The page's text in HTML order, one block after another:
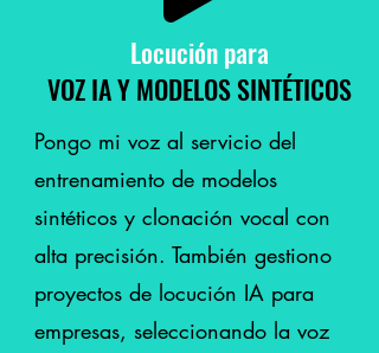
Locuciónpara
VOZ IA Y MODELOS SINTÉTICOS
Pongo mi voz al servicio del
entrenamiento de modelos
sintéticos y clonación vocal con
alta precisión. También gestiono
proyectos de locución IA para
empresas, seleccionando la voz